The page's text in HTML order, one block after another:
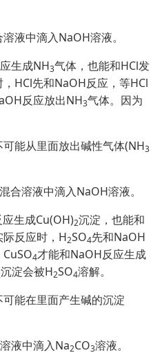
液中滴入NaOH溶液。
生成NH3气体，也能和HCl发
HCl先和NaOH反应，等HCl
反应放出NH3气体。因为
能从里面放出碱性气体(NH3
合溶液中滴入NaOH溶液。
应生成Cu(OH)2沉淀，也能和
反应时，H2SO4先和NaOH
4才能和NaOH反应生成
沉淀会被H2SO4溶解。
能在里面产生碱的沉淀
液中滴入Na2CO3溶液。